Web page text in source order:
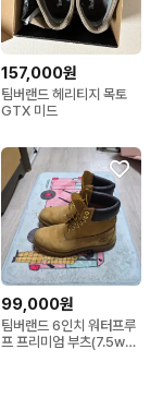
157,000원
팀버랜드 헤리티지 목토
GTX 미드
99,000원
팀버랜드 6인치 워터프루
프 프리미엄 부츠(7.5w